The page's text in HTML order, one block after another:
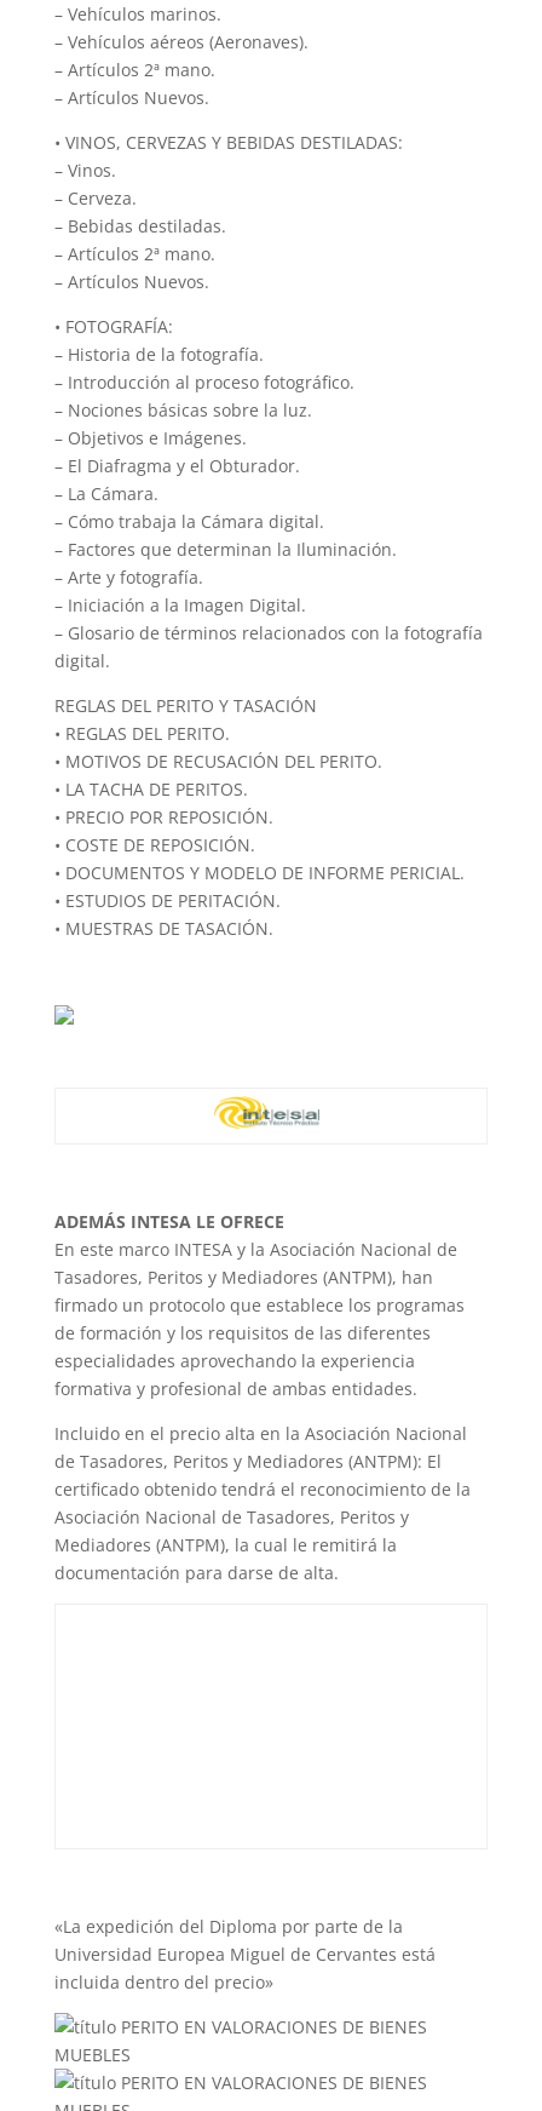
– Vehículos marinos.
– Vehículos aéreos (Aeronaves).
– Artículos 2ª mano.
– Artículos Nuevos.
• VINOS, CERVEZAS Y BEBIDAS DESTILADAS:
– Vinos.
– Cerveza.
– Bebidas destiladas.
– Artículos 2ª mano.
– Artículos Nuevos.
• FOTOGRAFÍA:
– Historia de la fotografía.
– Introducción al proceso fotográfico.
– Nociones básicas sobre la luz.
– Objetivos e Imágenes.
– El Diafragma y el Obturador.
– La Cámara.
– Cómo trabaja la Cámara digital.
– Factores que determinan la Iluminación.
– Arte y fotografía.
– Iniciación a la Imagen Digital.
– Glosario de términos relacionados con la fotografía
digital.
REGLAS DEL PERITO Y TASACIÓN
• REGLAS DEL PERITO.
• MOTIVOS DE RECUSACIÓN DEL PERITO.
• LA TACHA DE PERITOS.
• PRECIO POR REPOSICIÓN.
• COSTE DE REPOSICIÓN.
• DOCUMENTOS Y MODELO DE INFORME PERICIAL.
• ESTUDIOS DE PERITACIÓN.
• MUESTRAS DE TASACIÓN.
ADEMÁS INTESA LE OFRECE
En este marco INTESA y la Asociación Nacional de
Tasadores, Peritos y Mediadores (ANTPM), han
firmado un protocolo que establece los programas
de formación y los requisitos de las diferentes
especialidades aprovechando la experiencia
formativa y profesional de ambas entidades.
Incluido en el precio alta en la Asociación Nacional
de Tasadores, Peritos y Mediadores (ANTPM): El
certificado obtenido tendrá el reconocimiento de la
Asociación Nacional de Tasadores, Peritos y
Mediadores (ANTPM), la cual le remitirá la
documentación para darse de alta.
«La expedición del Diploma por parte de la
Universidad Europea Miguel de Cervantes está
incluida dentro del precio»